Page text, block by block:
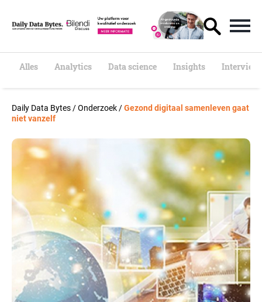
t
Alles Analytics Data science Insights
Daily Data Bytes /Onderzoek /Gezond digitaal samenleven gaat
niet vanzelf